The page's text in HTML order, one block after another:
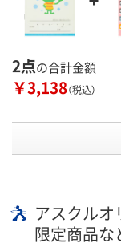
2点の合計金額
￥3,138（税込）
アスクルオ
限定商品な